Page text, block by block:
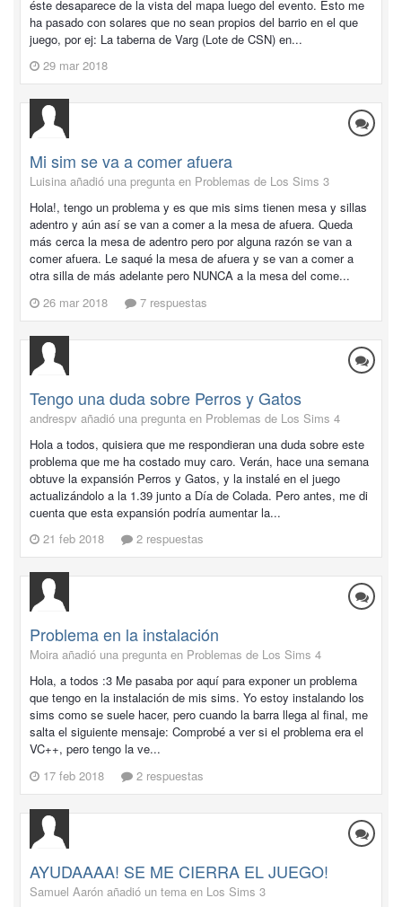
éste desaparece de la vista del mapa luego del evento. Esto me
ha pasado con solares que no sean propios del barrio en el que
juego, por ej: La taberna de Varg (Lote de CSN) en...
29 mar 2018
Mi sim se va a comer afuera
Luisina añadió una pregunta en Problemas de Los Sims 3
Hola!, tengo un problema y es que mis sims tienen mesa y sillas
adentro y aún así se van a comer a la mesa de afuera. Queda
más cerca la mesa de adentro pero por alguna razón se van a
comer afuera. Le saqué la mesa de afuera y se van a comer a
otra silla de más adelante pero NUNCA a la mesa del come...
26 mar 2018
7 respuestas
Tengo una duda sobre Perros y Gatos
andrespv añadió una pregunta en Problemas de Los Sims 4
Hola a todos, quisiera que me respondieran una duda sobre este
problema que me ha costado muy caro. Verán, hace una semana
obtuve la expansión Perros y Gatos, y la instalé en el juego
actualizándolo a la 1.39 junto a Día de Colada. Pero antes, me di
cuenta que esta expansión podría aumentar la...
21 feb 2018
2 respuestas
Problema en la instalación
Moira añadió una pregunta en Problemas de Los Sims 4
Hola, a todos :3 Me pasaba por aquí para exponer un problema
que tengo en la instalación de mis sims. Yo estoy instalando los
sims como se suele hacer, pero cuando la barra llega al final, me
salta el siguiente mensaje: Comprobé a ver si el problema era el
VC++, pero tengo la ve...
17 feb 2018
2 respuestas
AYUDAAAA! SE ME CIERRA EL JUEGO!
Samuel Aarón añadió un tema en Los Sims 3